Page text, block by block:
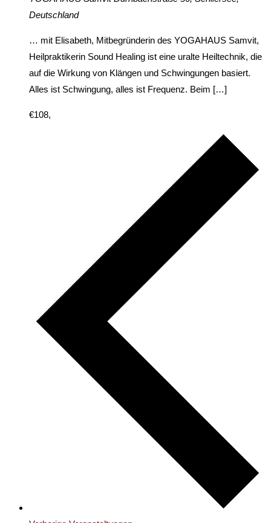
Deutschland
… mit Elisabeth, Mitbegründerin des YOGAHAUS Samvit,
Heilpraktikerin Sound Healing ist eine uralte Heiltechnik, die
auf die Wirkung von Klängen und Schwingungen basiert.
Alles ist Schwingung, alles ist Frequenz. Beim […]
€108,